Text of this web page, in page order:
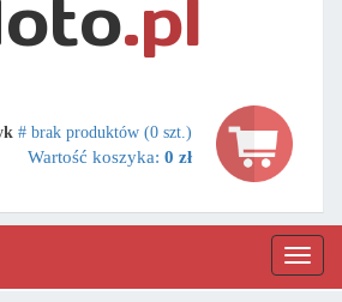
# brak produktów (0 szt.)
Wartość koszyka: 0 zł